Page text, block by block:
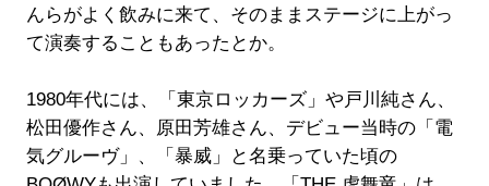
んらがよく飲みに来て、そのままステージに上がっ
て演奏することもあったとか。
1980年代には、「東京ロッカーズ」や戸川純さん、
松田優作さん、原田芳雄さん、デビュー当時の「電
気グルーヴ」、「暴威」と名乗っていた頃の